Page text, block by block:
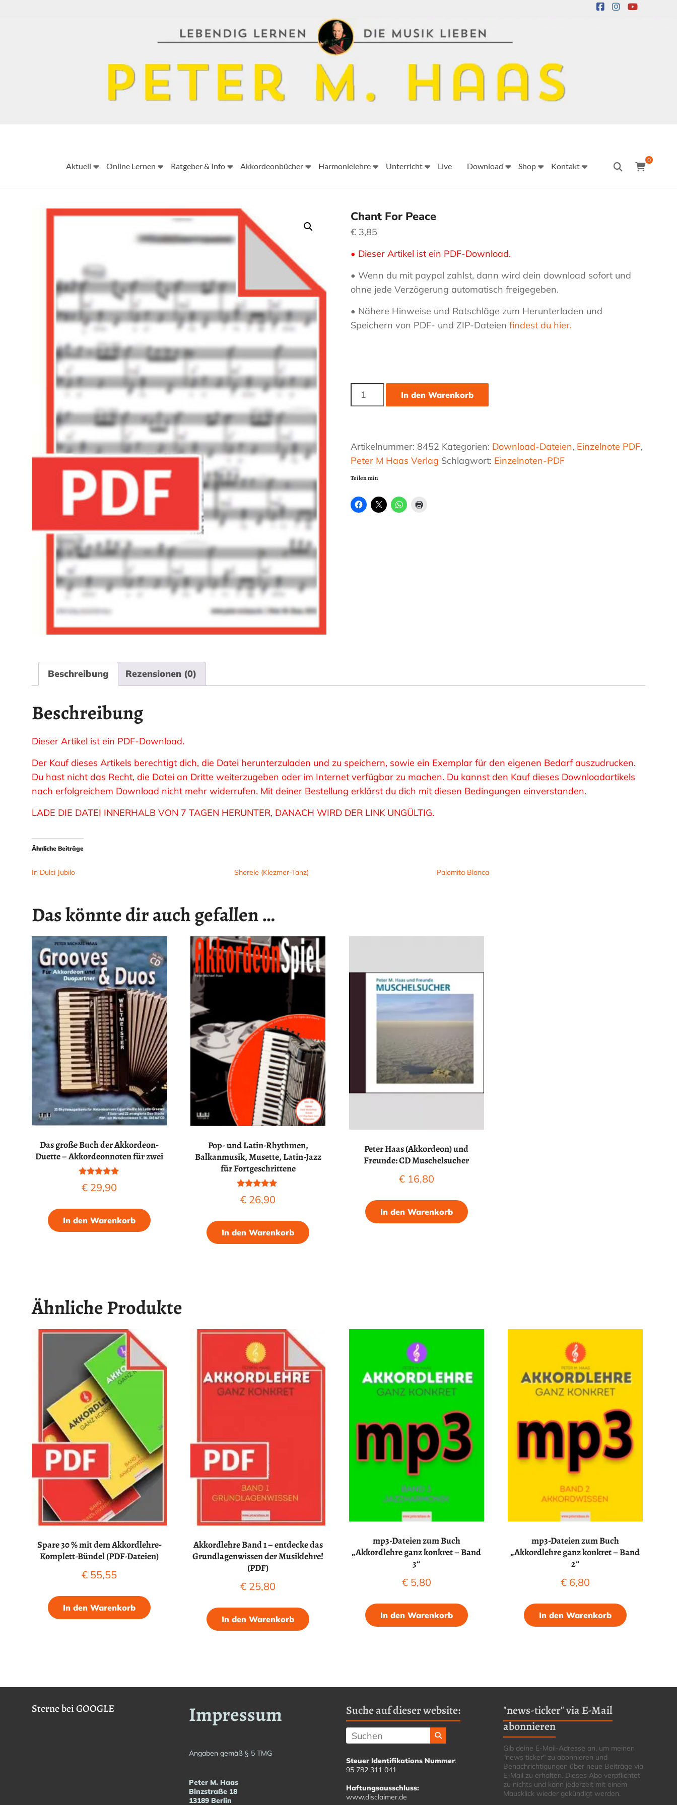
M.
Peter
Haas
Musiker
Akkordeon,
Bandoneon,
Harmonielehre
0
Aktuell Online Lernen Ratgeber & Info Akkordeonbücher Harmonielehre Unterricht Live Download Shop Kontakt
Chant For Peace
€ 3,85
• Dieser Artikel ist ein PDF-Download.
• Wenn du mit paypal zahlst, dann wird dein download sofort und
ohne jede Verzögerung automatisch freigegeben.
• Nähere Hinweise und Ratschläge zum Herunterladen und
Speichern von PDF- und ZIP-Dateienfindest du hier.
In den Warenkorb
Artikelnummer: 8452 Kategorien: Download-Dateien, Einzelnote PDF,
Peter M Haas Verlag Schlagwort: Einzelnoten-PDF
Teilen mit:
Beschreibung Rezensionen (0)
Beschreibung
Dieser Artikel ist ein PDF-Download.
Der Kauf dieses Artikels berechtigt dich, die Datei herunterzuladen und zu speichern, sowie ein Exemplar für den eigenen Bedarf auszudrucken.
Du hast nicht das Recht, die Datei an Dritte weiterzugeben oder im Internet verfügbar zu machen. Du kannst den Kauf dieses Downloadartikels
nach erfolgreichem Download nicht mehr widerrufen. Mit deiner Bestellung erklärst du dich mit diesen Bedingungen einverstanden.
LADE DIE DATEI INNERHALB VON 7 TAGEN HERUNTER, DANACH WIRD DER LINK UNGÜLTIG.
Ähnliche Beiträge
In Dulci Jubilo Sherele (Klezmer-Tanz) Palomita Blanca
Das könnte dir auch gefallen …
Das große Buch der Akkordeon-
Duette – Akkordeonnoten für zwei
Bewertet mit
5.00
€ 29,90
In den Warenkorb
Pop- und Latin-Rhythmen,
Balkanmusik, Musette, Latin-Jazz
für Fortgeschrittene
Bewertet mit
5.00
€ 26,90
In den Warenkorb
Peter Haas (Akkordeon) und
Freunde: CD Muschelsucher
€16,80
In den Warenkorb
Ähnliche Produkte
Spare 30 % mit dem Akkordlehre-
Komplett-Bündel (PDF-Dateien)
€ 55,55
In den Warenkorb
Akkordlehre Band 1 – entdecke das
Grundlagenwissen der Musiklehre!
(PDF)
€ 25,80
In den Warenkorb
mp3-Dateien zum Buch
„Akkordlehre ganz konkret – Band
3“
€5,80
In den Warenkorb
mp3-Dateien zum Buch
„Akkordlehre ganz konkret – Band
2“
€6,80
In den Warenkorb
Sterne bei GOOGLE Impressum
Angaben gemäß § 5 TMG
Peter M. Haas
Binzstraße 18
13189 Berlin
Suche auf dieser website:
Steuer Identifikations Nummer:
95 782 311 041
Haftungsausschluss:
www.disclaimer.de
"news-ticker" via E-Mail
abonnieren
Gib deine E-Mail-Adresse an, um meinen
"news ticker" zu abonnieren und
Benachrichtigungen über neue Beiträge via
E-Mail zu erhalten. Dieses Abo verpflichtet
zu nichts und kann jederzeit mit einem
Mausklick wieder gekündigt werden.